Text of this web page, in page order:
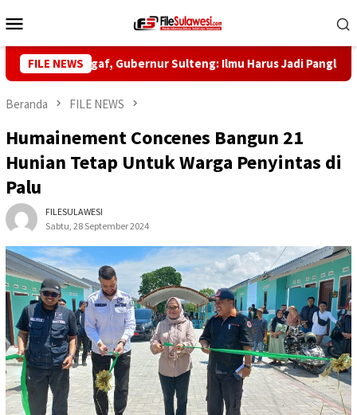
ke
Mobile
FILE NEWS
Saggaf, Gubernur Sulteng: Ilmu Harus Jadi Panglima
Beranda FILE NEWS
Humainement Concenes Bangun 21
Hunian Tetap Untuk Warga Penyintas di
Palu
FILESULAWESI
Sabtu, 28 September 2024